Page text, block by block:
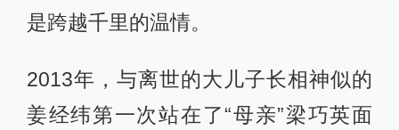
是跨越千里的温情。
2013年，与离世的大儿子长相神似的
姜经纬第一次站在了“母亲”梁巧英面